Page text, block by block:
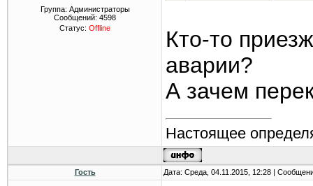
Группа: Администраторы
Сообщений: 4598
Статус: Offline
Кто-то
аварии?
А зачем
Настоящее
Гость Дата: Среда, 04.11.2015, 12:28 |